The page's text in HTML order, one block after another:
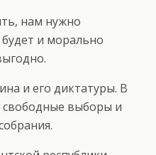
нам нужно
будет и морально
и его диктатуры. В
выборы и